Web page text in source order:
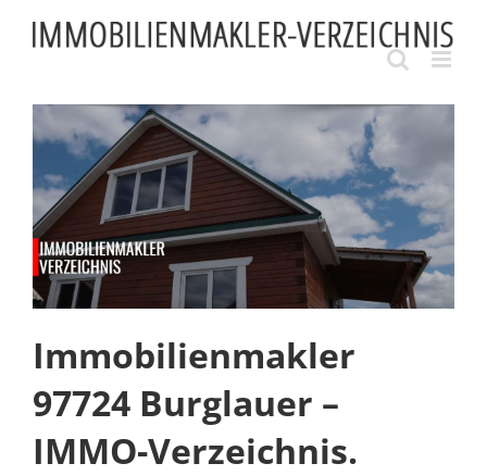
content
Immobilienmakler
97724 Burglauer –
IMMO-Verzeichnis.